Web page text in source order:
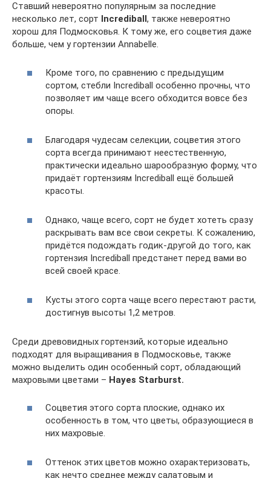
Ставший невероятно популярным за последние
несколько лет, сорт Incrediball, также невероятно
хорош для Подмосковья. К тому же, его соцветия даже
больше, чем у гортензии Annabelle.
Кроме того, по сравнению с предыдущим
сортом, стебли Incrediball особенно прочны, что
позволяет им чаще всего обходится вовсе без
опоры.
Благодаря чудесам селекции, соцветия этого
сорта всегда принимают неестественную,
практически идеально шарообразную форму, что
придаёт гортензиям Incrediball ещё большей
красоты.
Однако, чаще всего, сорт не будет хотеть сразу
раскрывать вам все свои секреты. К сожалению,
придётся подождать годик-другой до того, как
гортензия Incrediball предстанет перед вами во
всей своей красе.
Кусты этого сорта чаще всего перестают расти,
достигнув высоты 1,2 метров.
Среди древовидных гортензий, которые идеально
подходят для выращивания в Подмосковье, также
можно выделить один особенный сорт, обладающий
махровыми цветами – Hayes Starburst.
Соцветия этого сорта плоские, однако их
особенность в том, что цветы, образующиеся в
них махровые.
Оттенок этих цветов можно охарактеризовать,
как нечто среднее между салатовым и